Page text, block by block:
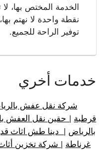
الخدمة المختص بها،
نقطة واحدة لا نهتم
توفير الراحة للجميع.
خدمات أخري
شركة نقل عفش
قرطبة | حقين نقل العفش
بالرياض | دينا طش اثاث
غرناطة | شركة تخزين